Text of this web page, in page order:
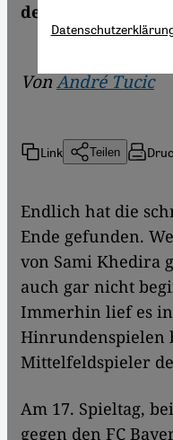
deutschen
VonAndré Tucic
Link Teilen
Endlich hat die
Ende gefunden.
von Sami Khedira
auch gar nicht
Immerhin lief es
Hinrundenspielen
Mittelfeldspieler
Am 17. Spieltag,
gegen den FC